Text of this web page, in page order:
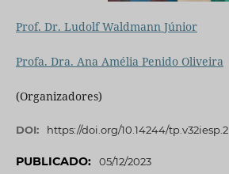
Prof. Dr. Ludolf Waldmann Júnior
Profa. Dra. Ana Amélia Penido Oliveira
(Organizadores)
DOI: https://doi.org/10.14244/tp.v32iesp.2
PUBLICADO: 05/12/2023